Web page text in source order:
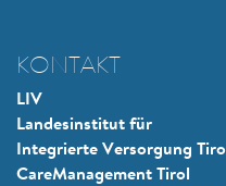
KONTAKT
LIV
Landesinstitut für
Integrierte Versorgung Tirol
CareManagement Tirol